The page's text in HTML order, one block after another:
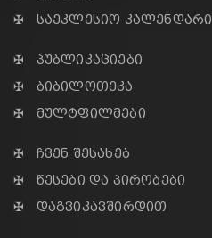
✠ საეკლესიო კალენდარი
✠ პუბლიკაციები
✠ ბიბილოთეკა
✠ მულტფილმები
✠ ჩვენ შესახებ
✠ წესები და პირობები
✠ დაგვიკავშირდით